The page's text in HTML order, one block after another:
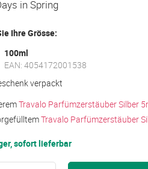
in Spring
Ihre Grösse:
100ml
EAN: 4054172001538
verpackt
Travalo Parfümzerstäuber Silber
Travalo Parfümzerstäuber
sofort lieferbar